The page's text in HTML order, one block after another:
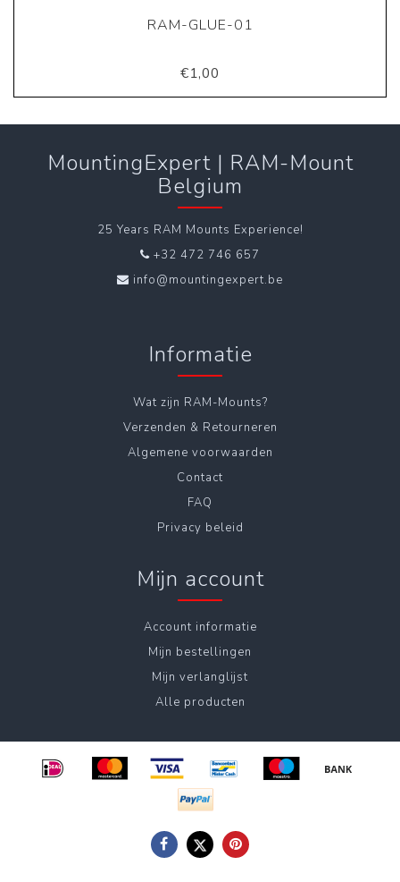
RAM-GLUE-01
€1,00
MountingExpert | RAM-Mount
Belgium
25 Years RAM Mounts Experience!
+32 472 746 657
info@mountingexpert.be
Informatie
Wat zijn RAM-Mounts?
Verzenden & Retourneren
Algemene voorwaarden
Contact
FAQ
Privacy beleid
Mijn account
Account informatie
Mijn bestellingen
Mijn verlanglijst
Alle producten